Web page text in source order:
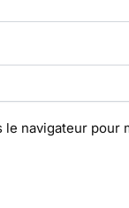
navigateur pour